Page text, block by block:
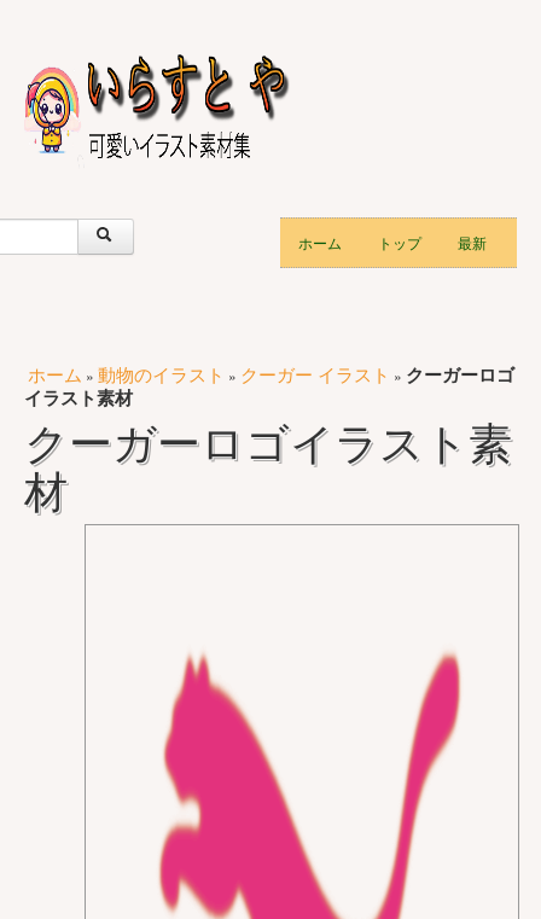
ホーム トップ 最新
ホーム » 動物のイラスト » クーガー イラスト » クーガーロゴ
イラスト素材
クーガーロゴイラスト素
材